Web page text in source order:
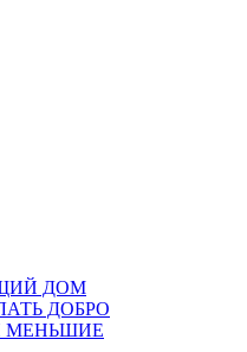
ДОМ
ДОБРО
МЕНЬШИЕ